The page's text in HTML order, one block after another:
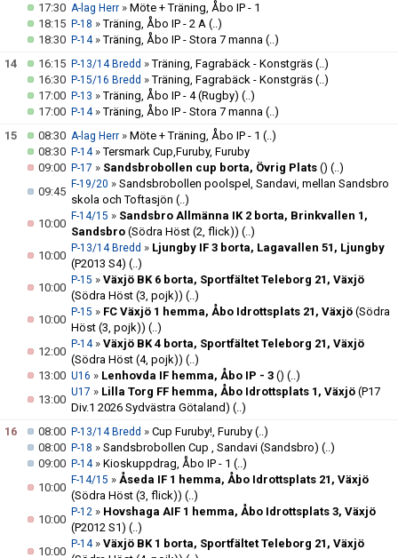
17:30 A-lag Herr » Möte + Träning, Åbo IP - 1
18:15 P-18 »Träning, Åbo IP - 2 A (..)
18:30 P-14»Träning, Åbo IP - Stora 7 manna (..)
14
16:15 P-13/14 Bredd »Träning, Fagrabäck - Konstgräs (..)
16:30 P-15/16 Bredd »Träning, Fagrabäck - Konstgräs (..)
17:00 P-13 »Träning, Åbo IP - 4 (Rugby) (..)
17:00 P-14»Träning, Åbo IP - Stora 7 manna (..)
15
08:30 A-lag Herr » Möte + Träning, Åbo IP - 1 (..)
08:30 P-14»Tersmark Cup,Furuby, Furuby
09:00 P-17 » Sandsbrobollen cup borta, Övrig Plats () (..)
09:45
F-19/20 » Sandsbrobollen poolspel, Sandavi, mellan Sandsbro
skola och Toftasjön (..)
10:00
F-14/15 » Sandsbro Allmänna IK 2 borta, Brinkvallen 1,
Sandsbro (Södra Höst (2, flick)) (..)
10:00
P-13/14 Bredd » Ljungby IF 3 borta, Lagavallen 51, Ljungby
(P2013 S4) (..)
10:00
P-15 » Växjö BK 6 borta, Sportfältet Teleborg 21, Växjö
(Södra Höst (3, pojk)) (..)
10:00
P-15 » FC Växjö 1 hemma, Åbo Idrottsplats 21, Växjö (Södra
Höst (3, pojk)) (..)
12:00
P-14» Växjö BK 4 borta, Sportfältet Teleborg 21, Växjö
(Södra Höst (4, pojk)) (..)
13:00 U16 » Lenhovda IF hemma, Åbo IP - 3 () (..)
13:00
U17 » Lilla Torg FF hemma, Åbo Idrottsplats 1, Växjö (P17
Div.1 2026 Sydvästra Götaland) (..)
16
08:00 P-13/14 Bredd » Cup Furuby!, Furuby (..)
08:00 P-18 » Sandsbrobollen Cup , Sandavi (Sandsbro) (..)
09:00 P-14» Kioskuppdrag, Åbo IP - 1 (..)
10:00
F-14/15 » Åseda IF 1 hemma, Åbo Idrottsplats 21, Växjö
(Södra Höst (3, flick)) (..)
10:00
P-12 » Hovshaga AIF 1 hemma, Åbo Idrottsplats 3, Växjö
(P2012 S1) (..)
10:00
P-14» Växjö BK 1 borta, Sportfältet Teleborg 21, Växjö